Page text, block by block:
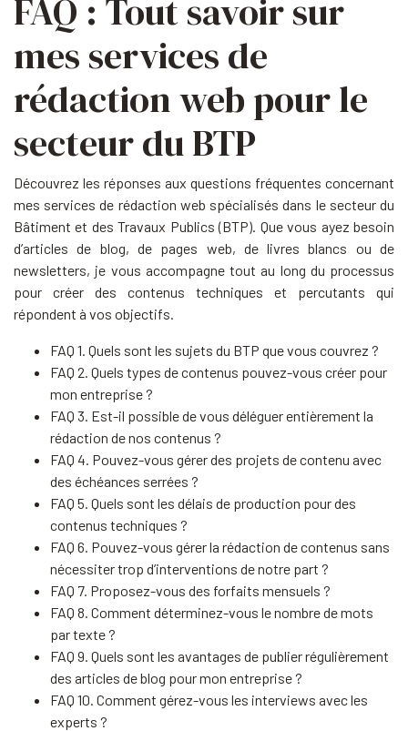
FAQ : Tout savoir sur
mes services de
rédaction web pour le
secteur du BTP
Découvrez les réponses aux questions fréquentes concernant
mes services de rédaction web spécialisés dans le secteur du
Bâtiment et des Travaux Publics (BTP). Que vous ayez besoin
d’articles de blog, de pages web, de livres blancs ou de
newsletters, je vous accompagne tout au long du processus
pour créer des contenus techniques et percutants qui
répondent à vos objectifs.
FAQ 1. Quels sont les sujets du BTP que vous couvrez ?
FAQ 2. Quels types de contenus pouvez-vous créer pour
mon entreprise ?
FAQ 3. Est-il possible de vous déléguer entièrement la
rédaction de nos contenus ?
FAQ 4. Pouvez-vous gérer des projets de contenu avec
des échéances serrées ?
FAQ 5. Quels sont les délais de production pour des
contenus techniques ?
FAQ 6. Pouvez-vous gérer la rédaction de contenus sans
nécessiter trop d’interventions de notre part ?
FAQ 7. Proposez-vous des forfaits mensuels ?
FAQ 8. Comment déterminez-vous le nombre de mots
par texte ?
FAQ 9. Quels sont les avantages de publier régulièrement
des articles de blog pour mon entreprise ?
FAQ 10. Comment gérez-vous les interviews avec les
experts ?